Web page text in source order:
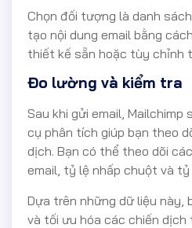
Chọn đối tượng là danh
tạo nội dung email bằng
thiết kế sẵn hoặc tùy chỉnh
Đo lường và kiểm tra
Sau khi gửi email,
cụ phân tích giúp bạn theo
dịch. Bạn có thể theo dõi
email, tỷ lệ nhấp chuột và tỷ
Dựa trên những dữ liệu này,
và tối ưu hóa các chiến